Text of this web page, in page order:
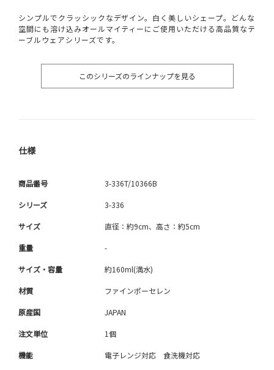
シンプルでクラッシックなデザイン。白く美しいシェープ。どんな
空間にも溶け込みオールマイティーにご使用いただける高品質なテ
ーブルウェアシリーズです。
このシリーズのラインナップを見る
仕様
商品番号 3-336T/10366B
シリーズ 3-336
サイズ 直径：約9cm、高さ：約5cm
重量 -
サイズ・容量 約160ml(満水)
材質 ファインポーセレン
原産国 JAPAN
注文単位 1個
機能 電子レンジ対応 食洗機対応